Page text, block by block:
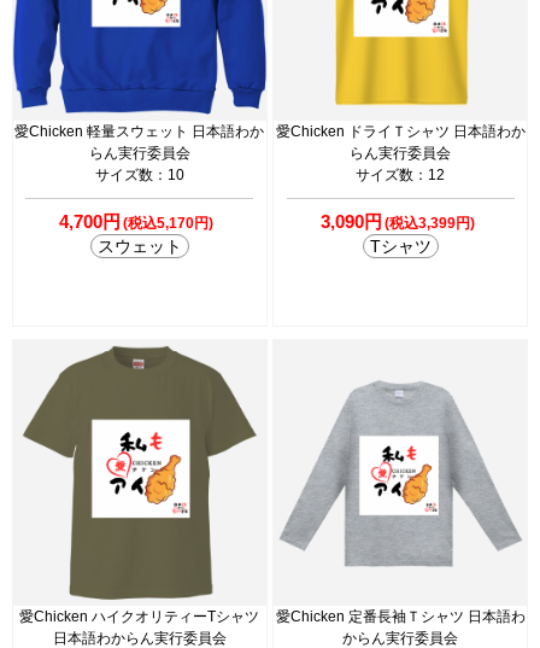
愛Chicken 軽量スウェット 日本語わか
らん実行委員会
サイズ数：10
4,700円 (税込5,170円)
スウェット
愛Chicken ドライＴシャツ 日本語わか
らん実行委員会
サイズ数：12
3,090円 (税込3,399円)
Tシャツ
愛Chicken ハイクオリティーTシャツ
日本語わからん実行委員会
愛Chicken 定番長袖Ｔシャツ 日本語わ
からん実行委員会